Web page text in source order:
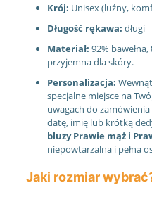
Krój: Unisex (luźny,
Długość rękawa: długi
Materiał: 92%
przyjemna dla skóry.
Personalizacja:
specjalne miejsce na
uwagach do
datę, imię lub krótką
bluzy Prawie mąż i
niepowtarzalna i pełna
Jaki rozmiar